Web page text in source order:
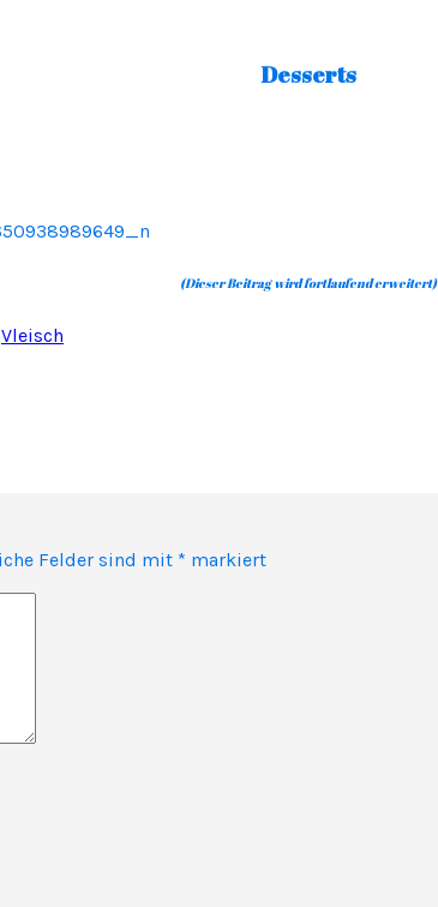
Desserts
(Dieser Beitrag wird fortlaufend erweitert)
Vleisch
Felder sind mit * markiert